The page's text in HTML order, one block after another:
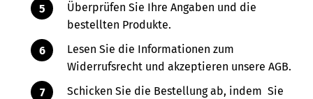
Überprüfen Sie Ihre Angaben und die
bestellten Produkte.
Lesen Sie die Informationen zum
Widerrufsrecht und akzeptieren unsere AGB.
Schicken Sie die Bestellung ab, indem Sie